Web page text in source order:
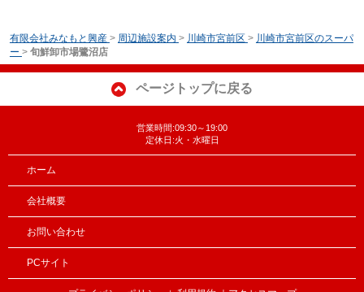
有限会社みなもと興産 > 周辺施設案内 > 川崎市宮前区 > 川崎市宮前区のスーパ
ー > 旬鮮卸市場鷺沼店
ページトップに戻る
営業時間:09:30～19:00
定休日:火・水曜日
ホーム
会社概要
お問い合わせ
PCサイト